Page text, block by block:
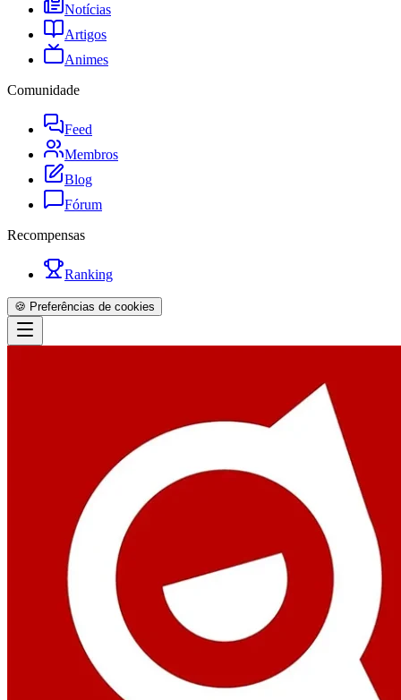
Notícias
Artigos
Animes
Comunidade
Feed
Membros
Blog
Fórum
Recompensas
Ranking
🍪 Preferências de cookies